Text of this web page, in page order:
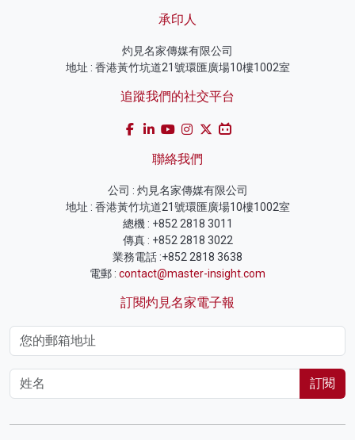
承印人
灼見名家傳媒有限公司
地址 : 香港黃竹坑道21號環匯廣場10樓1002室
追蹤我們的社交平台
聯絡我們
公司 : 灼見名家傳媒有限公司
地址 : 香港黃竹坑道21號環匯廣場10樓1002室
總機 : +852 2818 3011
傳真 : +852 2818 3022
業務電話 :+852 2818 3638
電郵 : contact@master-insight.com
訂閱灼見名家電子報
訂閱